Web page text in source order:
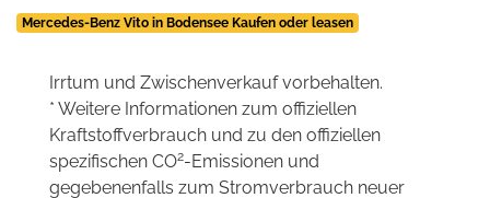
Mercedes-Benz Vito in Bodensee Kaufen oder leasen
Irrtum und Zwischenverkauf vorbehalten.
* Weitere Informationen zum offiziellen
Kraftstoffverbrauch und zu den offiziellen
spezifischen CO2-Emissionen und
gegebenenfalls zum Stromverbrauch neuer